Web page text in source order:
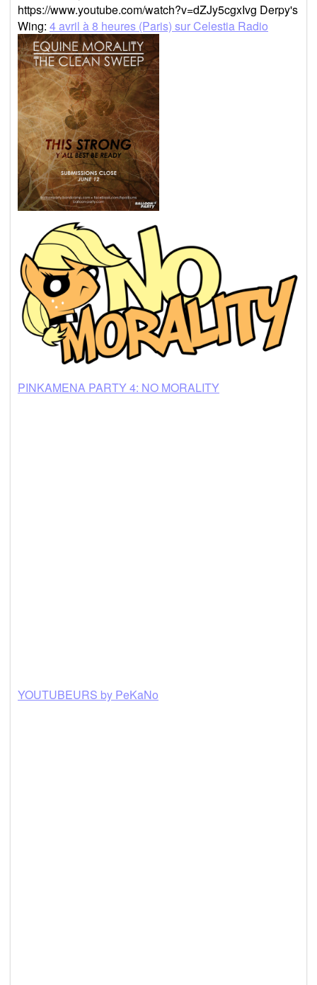
https://www.youtube.com/watch?v=dZJy5cgxIvg Derpy's
Wing: 4 avril à 8 heures (Paris) sur Celestia Radio
PINKAMENA PARTY 4: NO MORALITY
YOUTUBEURS by PeKaNo